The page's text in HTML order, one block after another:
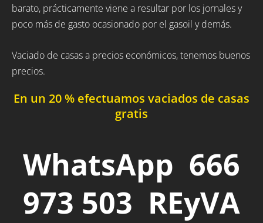
barato, prácticamente viene a resultar por los jornales y
poco más de gasto ocasionado por el gasoil y demás.
Vaciado de casas a precios económicos, tenemos buenos
precios.
En un 20 % efectuamos vaciados de casas
gratis
WhatsApp 666
973 503 REyVA